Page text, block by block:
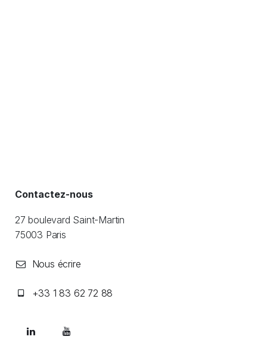
Contactez-nous
27 boulevard Saint-Martin
​75003 Paris
Nous écrire
+33 1 83 62 72 88